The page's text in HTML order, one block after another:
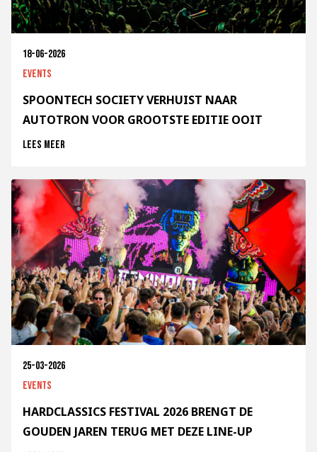
18-06-2026
Events
SPOONTECH SOCIETY VERHUIST NAAR
AUTOTRON VOOR GROOTSTE EDITIE OOIT
Lees meer
25-03-2026
Events
HARDCLASSICS FESTIVAL 2026 BRENGT DE
GOUDEN JAREN TERUG MET DEZE LINE-UP